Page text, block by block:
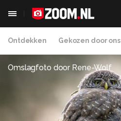
Ontdekken Gekozen door ons
Omslagfoto door Rene-Wolf